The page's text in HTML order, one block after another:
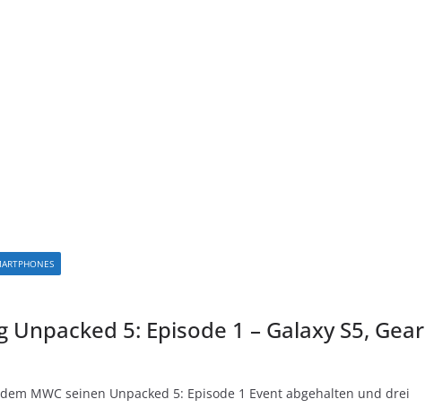
5: Episode 1 – Galaxy S5, Gear
MWC seinen Unpacked 5: Episode 1 Event abgehalten und drei